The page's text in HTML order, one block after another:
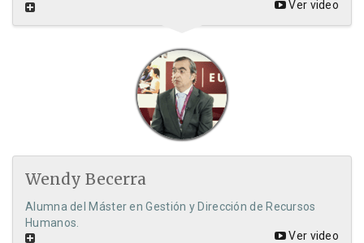
Ver video
Wendy Becerra
Alumna del Máster en Gestión y Dirección de Recursos
Humanos.
Ver video